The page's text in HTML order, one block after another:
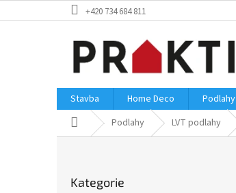
na
+420 734 684 811
Stavba Home Deco Podlahy
Domů Podlahy LVT podlahy
kategorie
Kategorie